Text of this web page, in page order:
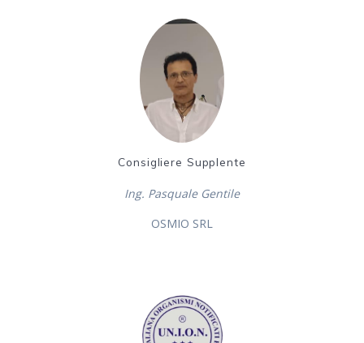
Consigliere Supplente
Ing. Pasquale Gentile
OSMIO SRL